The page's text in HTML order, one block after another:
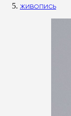
живопись